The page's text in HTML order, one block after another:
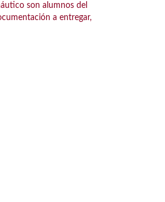
son alumnos del
a entregar,